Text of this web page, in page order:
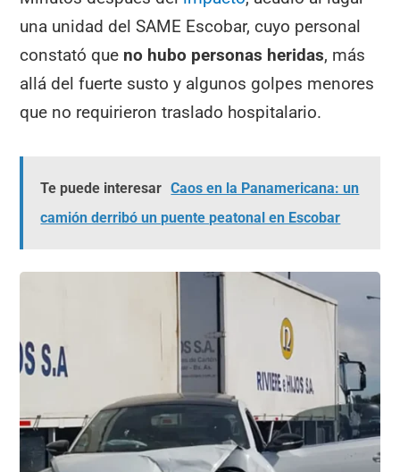
una unidad del SAME Escobar, cuyo personal
constató que no hubo personas heridas, más
allá del fuerte susto y algunos golpes menores
que no requirieron traslado hospitalario.
Te puede interesar Caos en la Panamericana: un
camión derribó un puente peatonal en Escobar